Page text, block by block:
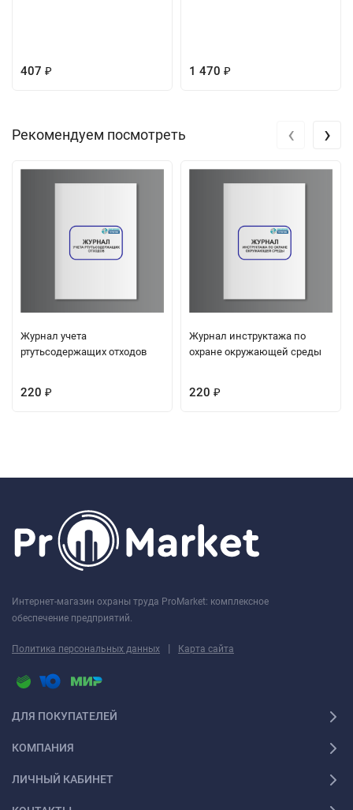
407 ₽ 1 470 ₽
Рекомендуем посмотреть
Журнал учета
ртутьсодержащих отходов
220 ₽
Журнал инструктажа по
охране окружающей среды
220 ₽
‹ ›
Интернет-магазин охраны труда ProMarket: комплексное
обеспечение предприятий.
Политика персональных данных | Карта сайта
ДЛЯ ПОКУПАТЕЛЕЙ
КОМПАНИЯ
ЛИЧНЫЙ КАБИНЕТ